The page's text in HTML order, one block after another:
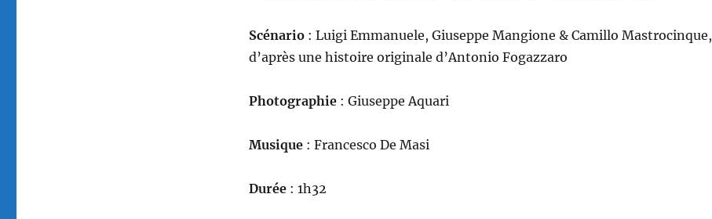
Scénario: Luigi Emmanuele, Giuseppe Mangione & Camillo Mastrocinque,
d’après une histoire originale d’Antonio Fogazzaro
Photographie: Giuseppe Aquari
Musique : Francesco De Masi
Durée: 1h32